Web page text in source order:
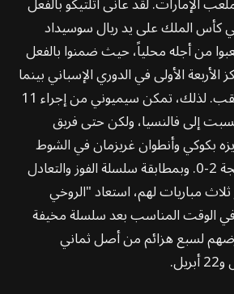
كأس الملك على يد ريال سوسيداد
من أجله محلياً، حيث ضمنوا بالفعل
الأربعة الأولى في الدوري الإسباني بينما
يقترب برشلونة من اللقب. لذلك، تمكن سيميوني من إجراء 11
إلى فالنسيا، ولكن حتى فريق
بكوكي وأنطوان غريزمان في الشوط
الثاني - خرج فائزاً بنتيجة 2-0. وبمطابقة سلسلة الفوز والتعادل
مباريات لهم، استعاد "الروخي
الوقت المناسب بعد سلسلة مخيفة
لسبع هزائم من أصل ثماني